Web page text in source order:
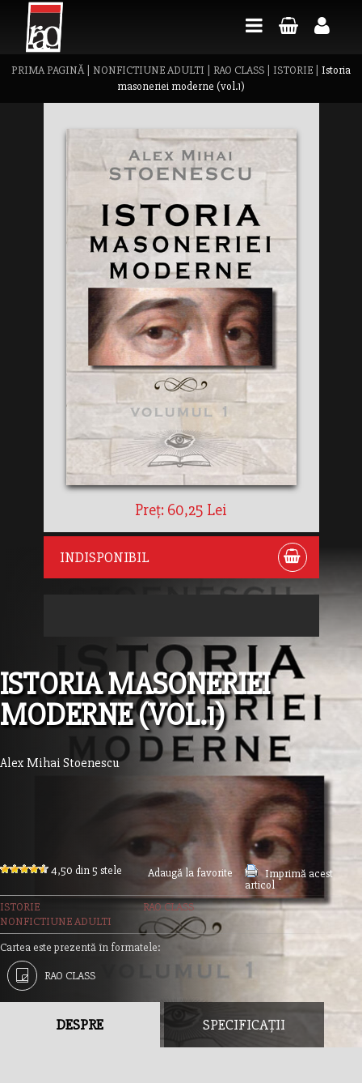
PRIMA PAGINĂ| NONFICTIUNE ADULTI RAO CLASS ISTORIE
Istoria
masoneriei moderne (vol.1)
Preț: 60,25 Lei
INDISPONIBIL
ISTORIA MASONERIEI
MODERNE (VOL.1)
Alex Mihai Stoenescu
4,50 din 5 stele Adaugă la favorite
Imprimă acest
articol
ISTORIE
RAO CLASS
NONFICTIUNE ADULTI
Cartea este prezentă în formatele:
RAO CLASS
DESPRE SPECIFICAȚII